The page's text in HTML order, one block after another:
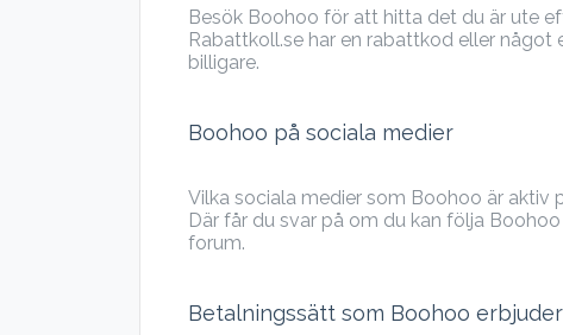
Besök Boohoo för att hitta det du är ute
Rabattkoll.se har en rabattkod eller
billigare.
Boohoo på sociala medier
Vilka sociala medier som Boohoo är aktiv
Där får du svar på om du kan följa
forum.
Betalningssätt som Boohoo erbjuder